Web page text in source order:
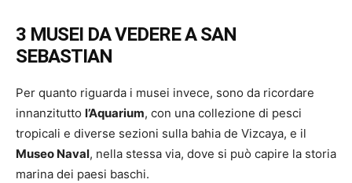
3 MUSEI DA VEDERE A SAN
SEBASTIAN
Per quanto riguarda i musei invece, sono da ricordare
innanzitutto l’Aquarium, con una collezione di pesci
tropicali e diverse sezioni sulla bahia de Vizcaya, e il
Museo Naval, nella stessa via, dove si può capire la storia
marina dei paesi baschi.